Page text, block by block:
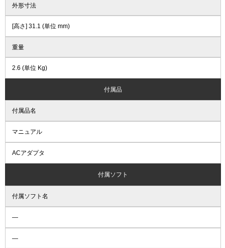
外形寸法
[高さ] 31.1 (単位 mm)
重量
2.6 (単位 Kg)
付属品
付属品名
マニュアル
ACアダプタ
付属ソフト
付属ソフト名
―
―